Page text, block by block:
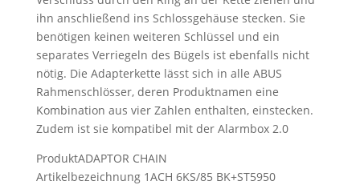
ihn anschließend ins Schlossgehäuse stecken. Sie
benötigen keinen weiteren Schlüssel und ein
separates Verriegeln des Bügels ist ebenfalls nicht
nötig. Die Adapterkette lässt sich in alle ABUS
Rahmenschlösser, deren Produktnamen eine
Kombination aus vier Zahlen enthalten, einstecken.
Zudem ist sie kompatibel mit der Alarmbox 2.0
ProduktADAPTOR CHAIN
Artikelbezeichnung 1ACH 6KS/85 BK+ST5950